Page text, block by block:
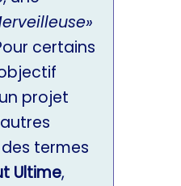
certains
projet
termes
Ultime,